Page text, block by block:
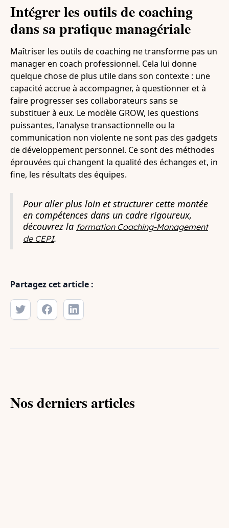
Intégrer les outils de coaching
dans sa pratique managériale
Maîtriser les outils de coaching ne transforme pas un
manager en coach professionnel. Cela lui donne
quelque chose de plus utile dans son contexte : une
capacité accrue à accompagner, à questionner et à
faire progresser ses collaborateurs sans se
substituer à eux. Le modèle GROW, les questions
puissantes, l'analyse transactionnelle ou la
communication non violente ne sont pas des gadgets
de développement personnel. Ce sont des méthodes
éprouvées qui changent la qualité des échanges et, in
fine, les résultats des équipes.
Pour aller plus loin et structurer cette montée
en compétences dans un cadre rigoureux,
découvrez la formation Coaching-Management
de CEPI.
Partagez cet article :
Nos derniers articles